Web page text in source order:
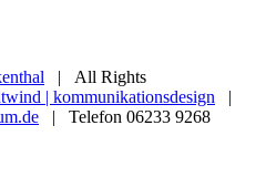
| All Rights
| kommunikationsdesign |
| Telefon 06233 9268